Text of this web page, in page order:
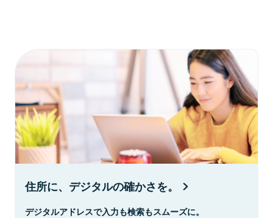
住所に、デジタルの確かさを。
デジタルアドレスで入力も検索もスムーズに。